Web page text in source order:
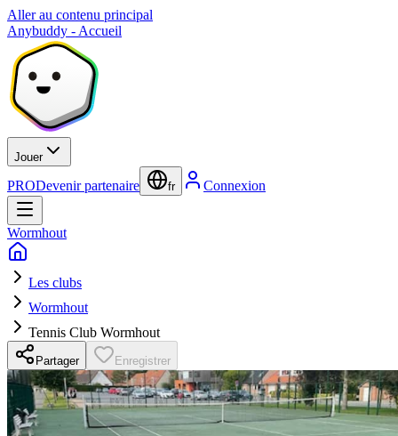
Aller au contenu principal
Anybuddy - Accueil
Jouer
PRODevenir partenaire fr Connexion
Wormhout
Les clubs
Wormhout
Tennis Club Wormhout
Partager Enregistrer